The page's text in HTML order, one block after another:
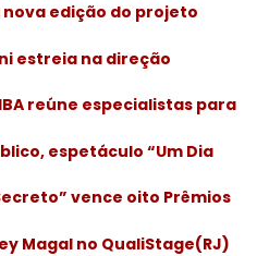
edição do projeto
estreia na direção
reúne especialistas para
espetáculo “Um Dia
vence oito Prêmios
Magal no QualiStage(RJ)